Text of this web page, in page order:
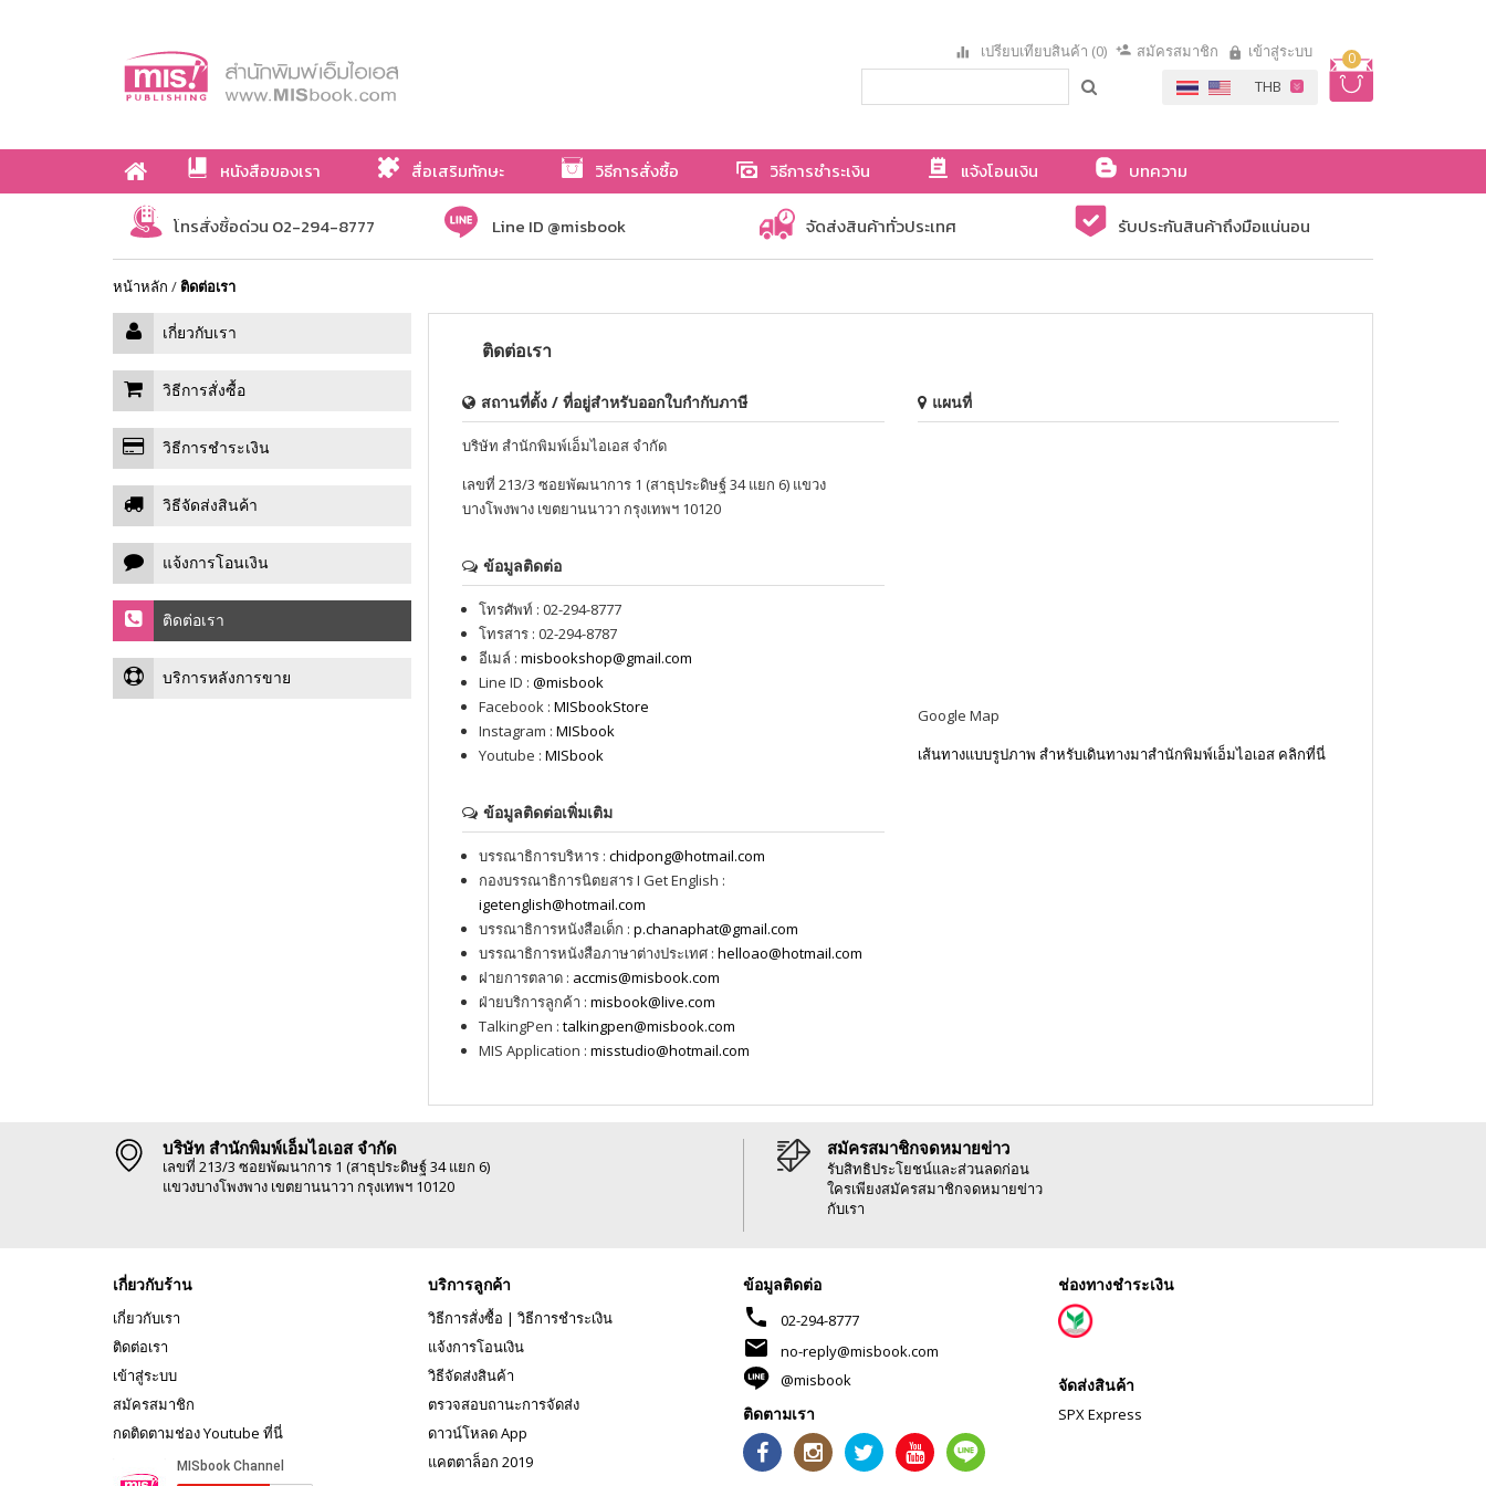
0
เปรียบเทียบสินค้า (0) สมัครสมาชิก เข้าสู่ระบบ
หนังสือของเรา สื่อเสริมทักษะ วิธีการสั่งซื้อ วิธีการชำระเงิน แจ้งโอนเงิน
บทความ
เกี่ยวกับเรา
โทรสั่งซื้อด่วน 02-294-8777 Line ID @misbook จัดส่งสินค้าทั่วประเทศ รับประกันสินค้าถึงมือแน่นอน
หน้าหลัก / ติดต่อเรา
เกี่ยวกับเรา
วิธีการสั่งซื้อ
วิธีการชำระเงิน
วิธีจัดส่งสินค้า
แจ้งการโอนเงิน
ติดต่อเรา
บริการหลังการขาย
ติดต่อเรา
สถานที่ตั้ง / ที่อยู่สำหรับออกใบกำกับภาษี
บริษัท สำนักพิมพ์เอ็มไอเอส จำกัด
เลขที่ 213/3 ซอยพัฒนาการ 1 (สาธุประดิษฐ์ 34 แยก 6) แขวง
บางโพงพาง เขตยานนาวา กรุงเทพฯ 10120
ข้อมูลติดต่อ
โทรศัพท์ : 02-294-8777
โทรสาร : 02-294-8787
อีเมล์ : misbookshop@gmail.com
Line ID : @misbook
Facebook : MISbookStore
Instagram : MISbook
Youtube : MISbook
ข้อมูลติดต่อเพิ่มเติม
บรรณาธิการบริหาร : chidpong@hotmail.com
กองบรรณาธิการนิตยสาร I Get English :
igetenglish@hotmail.com
บรรณาธิการหนังสือเด็ก : p.chanaphat@gmail.com
บรรณาธิการหนังสือภาษาต่างประเทศ : helloao@hotmail.com
ฝายการตลาด : accmis@misbook.com
ฝ่ายบริการลูกค้า : misbook@live.com
TalkingPen : talkingpen@misbook.com
MIS Application : misstudio@hotmail.com
แผนที่
Google Map
เส้นทางแบบรูปภาพ สำหรับเดินทางมาสำนักพิมพ์เอ็มไอเอส คลิกที่นี่
บริษัท สำนักพิมพ์เอ็มไอเอส จำกัด
เลขที่ 213/3 ซอยพัฒนาการ 1 (สาธุประดิษฐ์ 34 แยก 6)
แขวงบางโพงพาง เขตยานนาวา กรุงเทพฯ 10120
สมัครสมาชิกจดหมายข่าว
รับสิทธิประโยชน์และส่วนลดก่อน
ใครเพียงสมัครสมาชิกจดหมายข่าว
กับเรา
เกี่ยวกับร้าน
เกี่ยวกับเรา
ติดต่อเรา
เข้าสู่ระบบ
สมัครสมาชิก
กดติดตามช่อง Youtube ที่นี่
บริการลูกค้า
วิธีการสั่งซื้อ | วิธีการชำระเงิน
แจ้งการโอนเงิน
วิธีจัดส่งสินค้า
ตรวจสอบถานะการจัดส่ง
ดาวน์โหลด App
แคตตาล็อก 2019
ข้อมูลติดต่อ
phone 02-294-8777
mail
no-reply@misbook.com
@misbook
ติดตามเรา
ช่องทางชำระเงิน
จัดส่งสินค้า
SPX Express